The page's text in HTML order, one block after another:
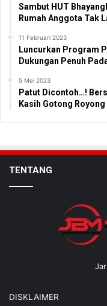
Sambut HUT
Rumah Anggota Tak
11 Februari 2023
Luncurkan Program
Dukungan Penuh
5 Mei 2023
Patut Dicontoh…!
Kasih Gotong
TENTANG
DISKLAIMER